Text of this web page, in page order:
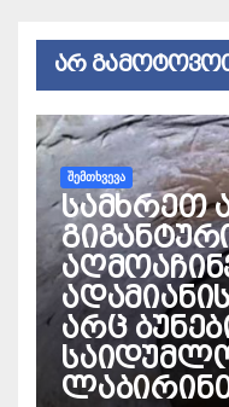
ᲐᲠ
ᲨᲔᲛᲗᲮᲕᲔᲕᲐ
სამხრეთ
არც